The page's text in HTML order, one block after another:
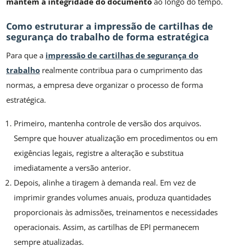
Como estruturar a impressão de cartilhas de
segurança do trabalho de forma estratégica
Para que a impressão de cartilhas de segurança do
trabalho realmente contribua para o cumprimento das
normas, a empresa deve organizar o processo de forma
estratégica.
Primeiro, mantenha controle de versão dos arquivos.
Sempre que houver atualização em procedimentos ou em
exigências legais, registre a alteração e substitua
imediatamente a versão anterior.
Depois, alinhe a tiragem à demanda real. Em vez de
imprimir grandes volumes anuais, produza quantidades
proporcionais às admissões, treinamentos e necessidades
operacionais. Assim, as cartilhas de EPI permanecem
sempre atualizadas.